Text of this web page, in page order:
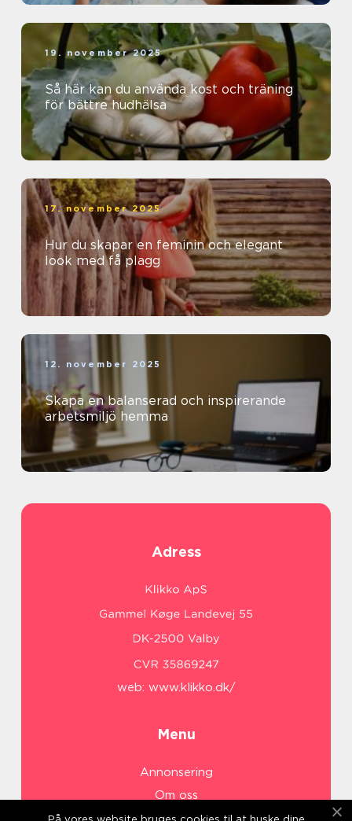
19. november 2025
Så här kan du använda kost och träning
för bättre hudhälsa
17. november 2025
Hur du skapar en feminin och elegant
look med få plagg
12. november 2025
Skapa en balanserad och inspirerande
arbetsmiljö hemma
Adress
web: www.klikko.dk/
Menu
Annonsering
Om oss
Cookies